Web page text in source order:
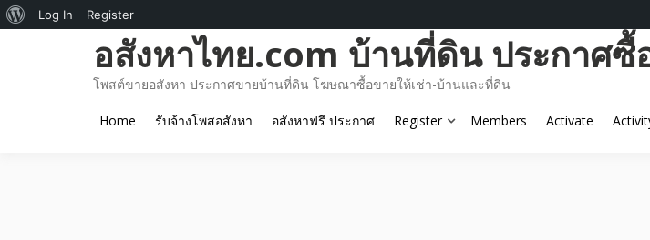
อสังหาไทย.com บ้านที่ดิน ประกาศซื้
โพสต์ขายอสังหา ประกาศขายบ้านที่ดิน โฆษณาซื้อขายให้เช่า-บ้านและที่ดิน
Home รับจ้างโพสอสังหา อสังหาฟรี ประกาศ Register Members Activate
About
Log In Register